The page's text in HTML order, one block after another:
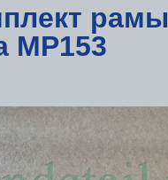
рамы
МР153